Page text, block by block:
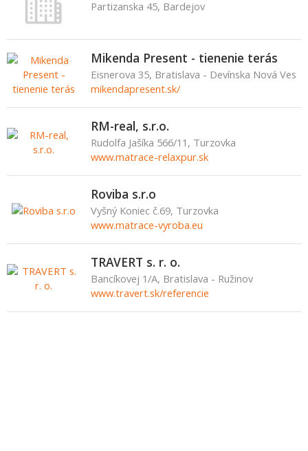
Partizanska 45, Bardejov
Mikenda Present - tienenie terás
Eisnerova 35, Bratislava - Devínska Nová Ves
mikendapresent.sk/
RM-real, s.r.o.
Rudolfa Jašíka 566/11, Turzovka
www.matrace-relaxpur.sk
Roviba s.r.o
Vyšný Koniec č.69, Turzovka
www.matrace-vyroba.eu
TRAVERT s. r. o.
Bancíkovej 1/A, Bratislava - Ružinov
www.travert.sk/referencie